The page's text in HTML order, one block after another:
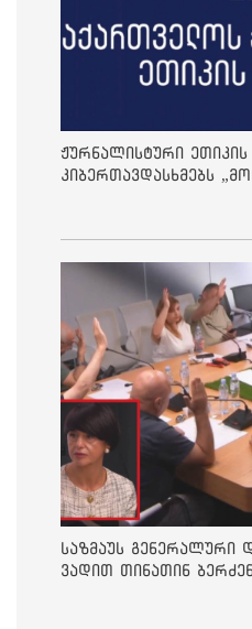
ჟურნალისტური ეთიკის
კიბერთავდასხმებს
საზმაუს გენერალური
ვადით თინათინ